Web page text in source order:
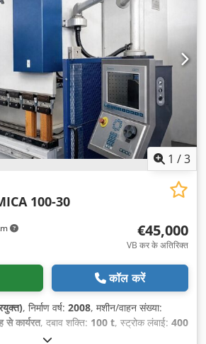
1 /3
100-30
€45,000
VB कर के अतिरिक्त
कॉल करें
, निर्माण वर्ष: 2008, मशीन/वाहन संख्या:
से कार्यरत, दबाव शक्ति: 100 t, स्ट्रोक लंबाई: 400
, नियंत्रक निर्माता: